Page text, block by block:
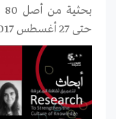
حتى 27 أغسطس 2017 – الموعد النهائي لاستلام التطبيقات.